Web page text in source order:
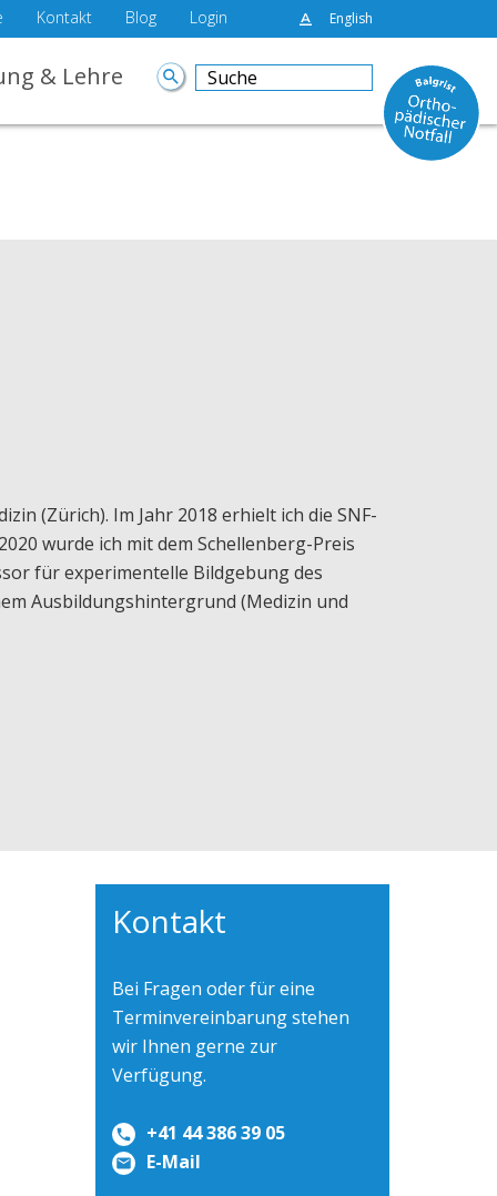
English
Kontakt Blog Login
& Lehre
(Zürich). Im Jahr 2018 erhielt ich die SNF-
wurde ich mit dem Schellenberg-Preis
für experimentelle Bildgebung des
Ausbildungshintergrund (Medizin und
Kontakt
Bei Fragen oder für eine
Terminvereinbarung stehen
wir Ihnen gerne zur
Verfügung.
+41 44 386 39 05
E-Mail